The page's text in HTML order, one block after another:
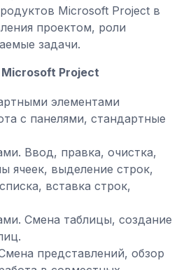
Microsoft Project в
проектом, роли
задачи.
Project
элементами
с панелями, стандартные
Ввод, правка, очистка,
ячеек, выделение строк,
вставка строк,
Смена таблицы, создание
представлений, обзор